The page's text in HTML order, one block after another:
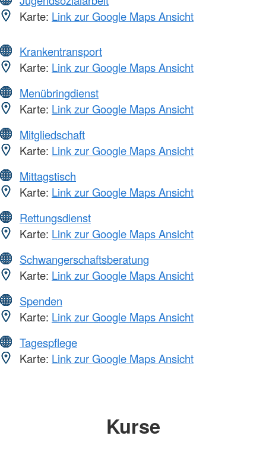
Karte: Link zur Google Maps Ansicht
Krankentransport
Karte: Link zur Google Maps Ansicht
Menübringdienst
Karte: Link zur Google Maps Ansicht
Mitgliedschaft
Karte: Link zur Google Maps Ansicht
Mittagstisch
Karte: Link zur Google Maps Ansicht
Rettungsdienst
Karte: Link zur Google Maps Ansicht
Schwangerschaftsberatung
Karte: Link zur Google Maps Ansicht
Spenden
Karte: Link zur Google Maps Ansicht
Tagespflege
Karte: Link zur Google Maps Ansicht
Kurse